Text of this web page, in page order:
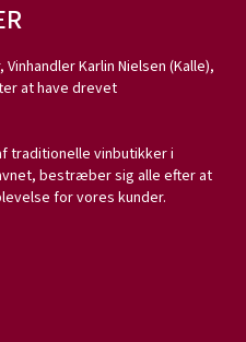
Karlin Nielsen (Kalle),
at have drevet
traditionelle vinbutikker i
bestræber sig alle efter at
for vores kunder.